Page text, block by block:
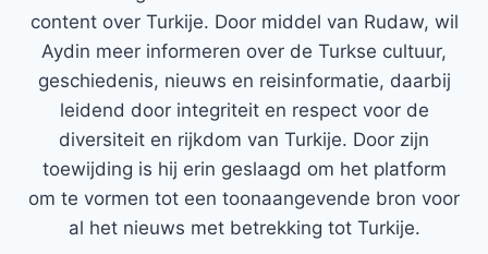
content over Turkije. Door middel van Rudaw, wil
Aydin meer informeren over de Turkse cultuur,
geschiedenis, nieuws en reisinformatie, daarbij
leidend door integriteit en respect voor de
diversiteit en rijkdom van Turkije. Door zijn
toewijding is hij erin geslaagd om het platform
om te vormen tot een toonaangevende bron voor
al het nieuws met betrekking tot Turkije.